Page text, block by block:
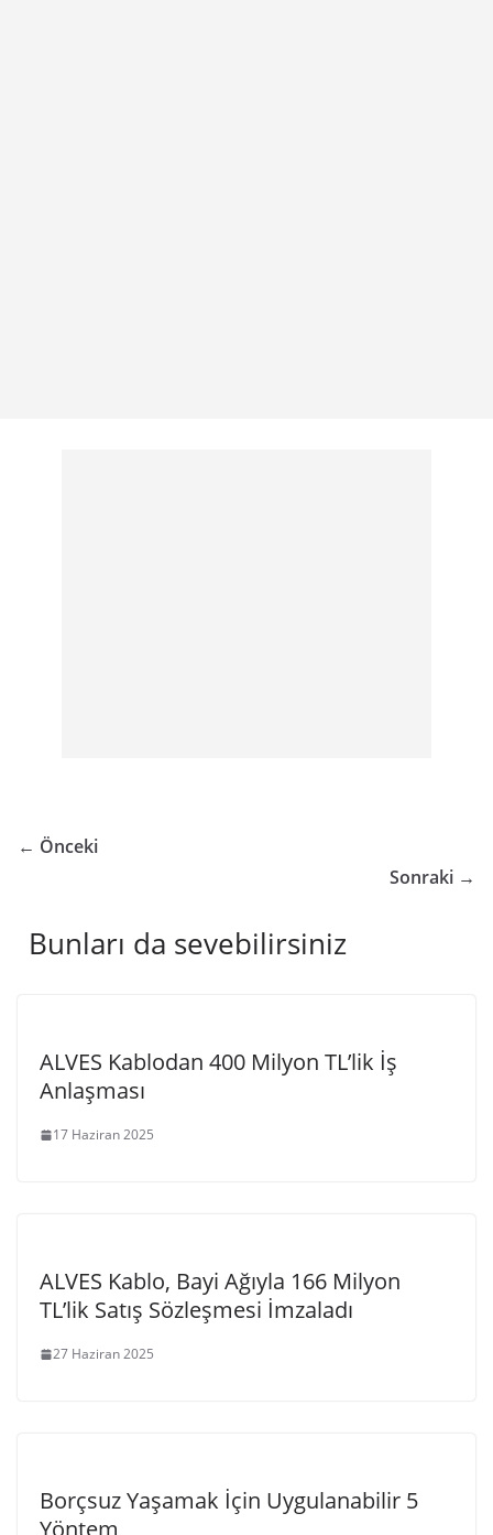
← Önceki
Sonraki →
Bunları da sevebilirsiniz
ALVES Kablodan 400 Milyon TL’lik İş
Anlaşması
17 Haziran 2025
ALVES Kablo, Bayi Ağıyla 166 Milyon
TL’lik Satış Sözleşmesi İmzaladı
27 Haziran 2025
Borçsuz Yaşamak İçin Uygulanabilir 5
Yöntem